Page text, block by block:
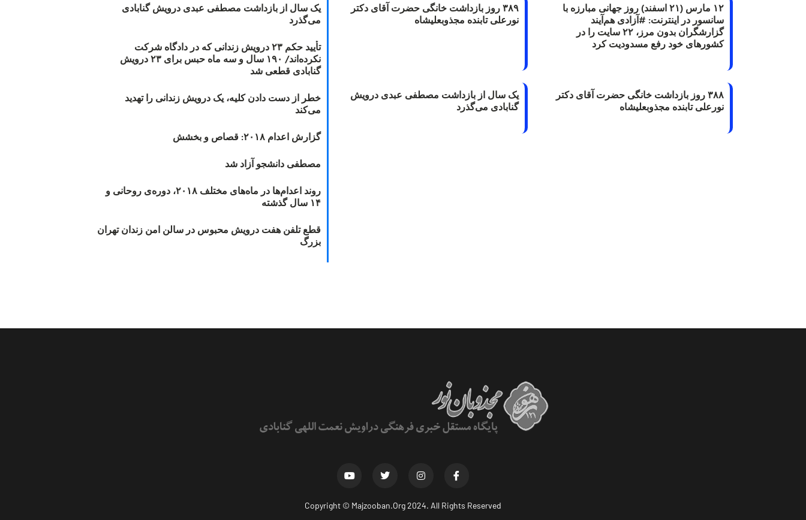
۱۲ مارس (۲۱ اسفند) روز جهانی مبارزه با
سانسور در اینترنت: #آزادی هم‌آیند
گزارشگران‌ بدون مرز، ۲۲ سایت را در
کشورهای خود رفع مسدودیت کرد
۳۸۹ روز بازداشت خانگی حضرت آقای دکتر
نورعلی تابنده مجذوبعلیشاه
۳۸۸ روز بازداشت خانگی حضرت آقای دکتر
نورعلی تابنده مجذوبعلیشاه
یک سال از بازداشت مصطفی عبدی درویش
گنابادی می‌گذرد
یک سال از بازداشت مصطفی عبدی درویش گنابادی
می‌گذرد
تأیید حکم ۲۳ درویش زندانی که در دادگاه شرکت
نکرده‌اند/ ۱۹۰ سال و سه ماه حبس برای ۲۳ درویش
گنابادی قطعی شد
خطر از دست دادن کلیه، یک درویش زندانی را تهدید
می‌کند
گزارش اعدام ۲۰۱۸: قصاص و بخشش
مصطفی دانشجو آزاد شد
روند اعدام‌ها در ماه‌های مختلف ۲۰۱۸، دوره‌ی روحانی و
۱۴ سال گذشته
قطع تلفن هفت درویش محبوس در سالن امن زندان تهران
بزرگ
Copyright © Majzooban.Org2024. All Rights Reserved